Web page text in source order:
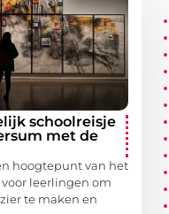
schoolreisje
met de
hoogtepunt van het
voor leerlingen om
te maken en